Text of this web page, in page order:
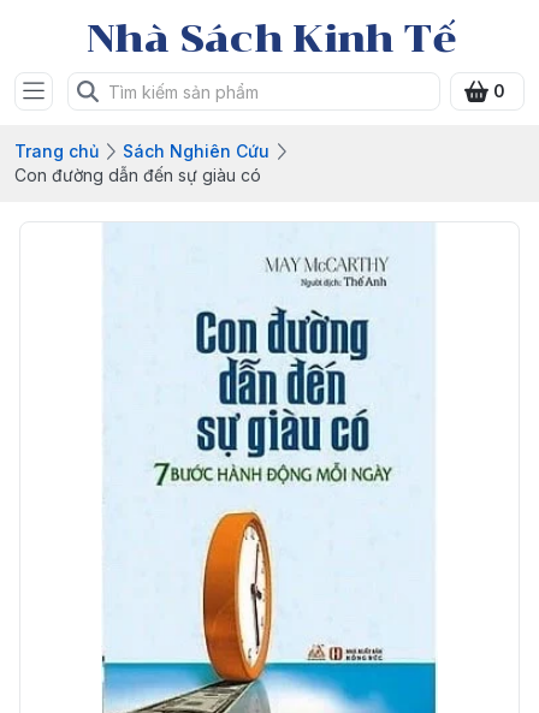
Nhà Sách Kinh Tế
0
Trang chủ
Sách Nghiên Cứu
Con đường dẫn đến sự giàu có